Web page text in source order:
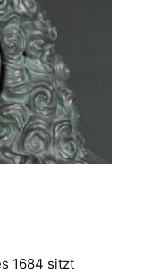
1684 sitzt